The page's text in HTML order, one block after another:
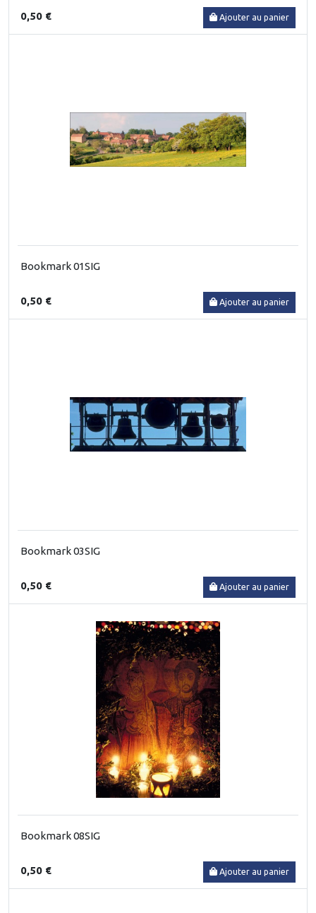
0,50 € Ajouter au panier
Bookmark 01SIG
0,50 € Ajouter au panier
Bookmark 03SIG
0,50 € Ajouter au panier
Bookmark 08SIG
0,50 € Ajouter au panier